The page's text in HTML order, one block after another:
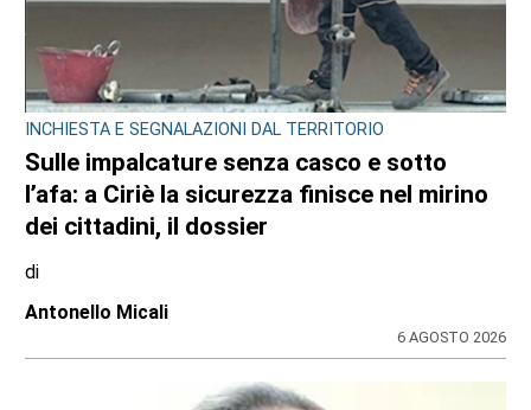
INCHIESTA E SEGNALAZIONI DAL TERRITORIO
Sulle impalcature senza casco e sotto
l’afa: a Ciriè la sicurezza finisce nel mirino
dei cittadini, il dossier
di
Antonello Micali
6 AGOSTO 2026